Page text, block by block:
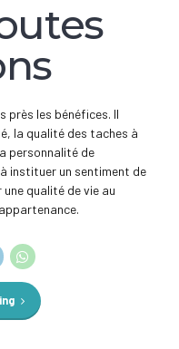
près les bénéfices. Il
la qualité des taches à
personnalité de
instituer un sentiment de
qualité de vie au